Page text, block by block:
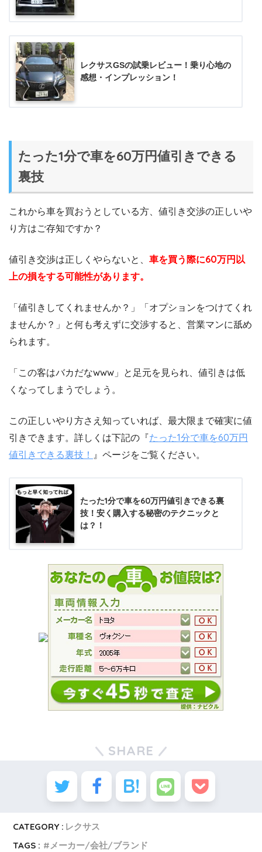
レクサスGSの試乗レビュー！乗り心地の
感想・インプレッション！
たった1分で車を60万円値引きできる
裏技
これから車を買おうとしている方、値引き交渉の正しいや
り方はご存知ですか？
値引き交渉は正しくやらないと、 車を買う際に60万円以
上の損をする可能性があります。
「値引きしてくれませんか？」「オプションをつけてくれ
ませんか？」と何も考えずに交渉すると、営業マンに舐め
られます。
「この客はバカだなwww」と足元を見られ、値引きは低
くなってしまうでしょう。
この正しいやり方さえ知っていれば、最大限まで確実に値
引きできます。詳しくは下記の『たった1分で車を60万円
値引きできる裏技！ 』ページをご覧ください。
たった1分で車を60万円値引きできる裏
技！安く購入する秘密のテクニックと
は？！
SHARE
CATEGORY : レクサス
TAGS :
メーカー/会社/ブランド